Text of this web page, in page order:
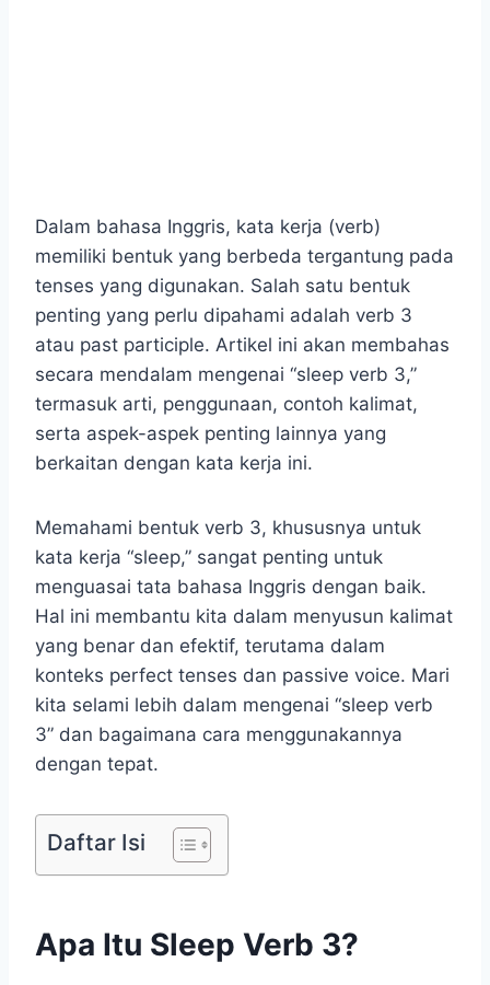
Dalam bahasa Inggris, kata kerja (verb)
memiliki bentuk yang berbeda tergantung pada
tenses yang digunakan. Salah satu bentuk
penting yang perlu dipahami adalah verb 3
atau past participle. Artikel ini akan membahas
secara mendalam mengenai “sleep verb 3,”
termasuk arti, penggunaan, contoh kalimat,
serta aspek-aspek penting lainnya yang
berkaitan dengan kata kerja ini.
Memahami bentuk verb 3, khususnya untuk
kata kerja “sleep,” sangat penting untuk
menguasai tata bahasa Inggris dengan baik.
Hal ini membantu kita dalam menyusun kalimat
yang benar dan efektif, terutama dalam
konteks perfect tenses dan passive voice. Mari
kita selami lebih dalam mengenai “sleep verb
3” dan bagaimana cara menggunakannya
dengan tepat.
Daftar Isi
Apa Itu Sleep Verb 3?